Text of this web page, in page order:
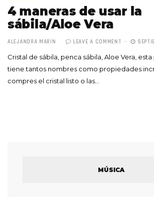
4 maneras de usar la
sábila/Aloe Vera
ALEJANDRA MARÍN LEAVE A COMMENT
Cristal de sábila, penca sábila, Aloe Vera,
tiene tantos nombres como propiedades
compres el cristal listo o las…
MÚSICA